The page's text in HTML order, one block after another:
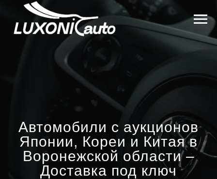
Автомобили с аукционов
Японии, Кореи и Китая в
Воронежской области –
Доставка под ключ